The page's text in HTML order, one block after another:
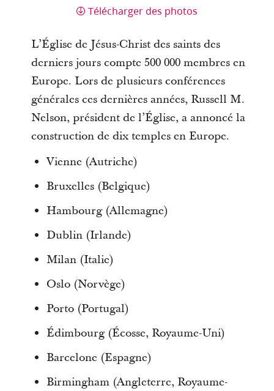
Télécharger des photos
L’Église de Jésus-Christ des saints des
derniers jours compte 500 000 membres en
Europe. Lors de plusieurs conférences
générales ces dernières années, Russell M.
Nelson, président de l’Église, a annoncé la
construction de dix temples en Europe.
Vienne (Autriche)
Bruxelles (Belgique)
Hambourg (Allemagne)
Dublin (Irlande)
Milan (Italie)
Oslo (Norvège)
Porto (Portugal)
Édimbourg (Écosse, Royaume-Uni)
Barcelone (Espagne)
Birmingham (Angleterre, Royaume-